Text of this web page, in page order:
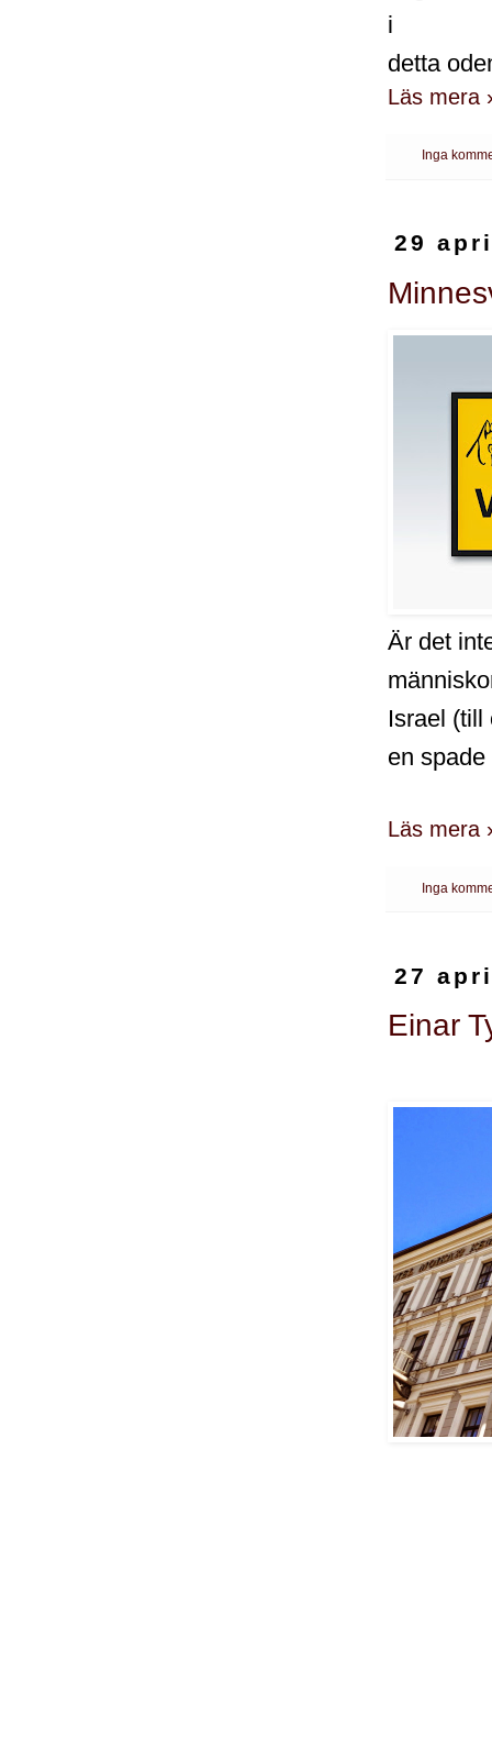
i
detta
Läs mera
Inga
29
Är det
Israel (till
en
Läs mera
Inga
27
Einar